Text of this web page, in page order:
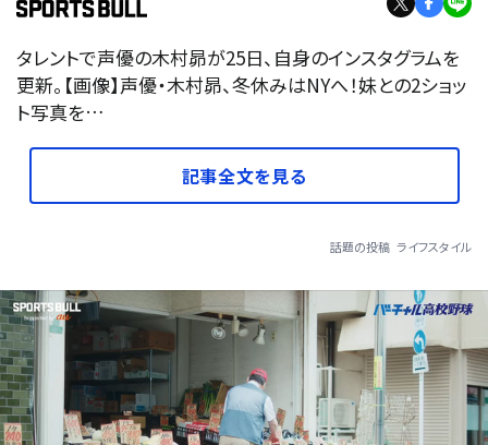
タレントで声優の木村昴が25日、自身のインスタグラムを
更新。【画像】声優・木村昴、冬休みはNYへ！妹との2ショッ
ト写真を…
記事全文を見る
話題の投稿 ライフスタイル